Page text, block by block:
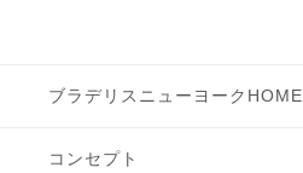
ブラデリスニューヨークHOME
コンセプト